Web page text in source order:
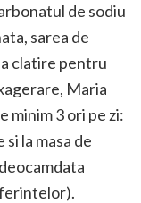
de sodiu
sarea de
clatire pentru
Maria
minim 3 ori pe zi:
la masa de